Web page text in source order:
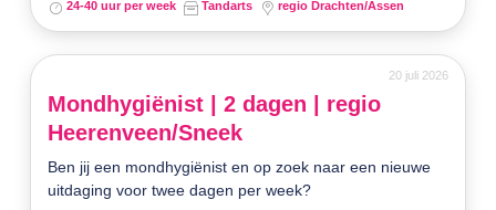
24-40 uur per week Tandarts regio Drachten/Assen
20 juli 2026
Mondhygiënist | 2 dagen | regio
Heerenveen/Sneek
Ben jij een mondhygiënist en op zoek naar een nieuwe
uitdaging voor twee dagen per week?